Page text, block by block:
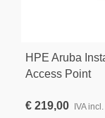
HPE Aruba
Access Point
€ 219,00
IVA incl.